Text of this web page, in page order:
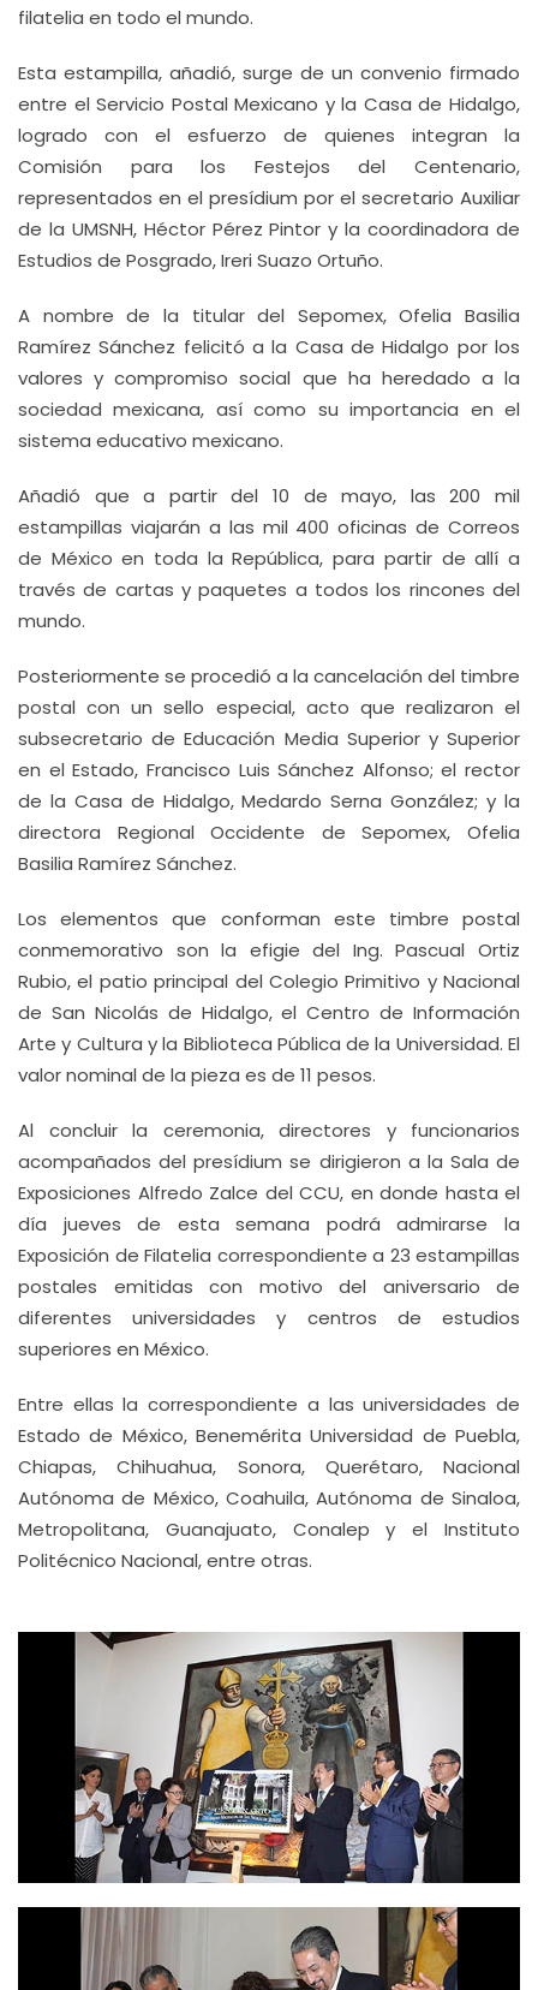
filatelia en todo el mundo.
Esta estampilla, añadió, surge de un convenio firmado
entre el Servicio Postal Mexicano y la Casa de Hidalgo,
logrado con el esfuerzo de quienes integran la
Comisión para los Festejos del Centenario,
representados en el presídium por el secretario Auxiliar
de la UMSNH, Héctor Pérez Pintor y la coordinadora de
Estudios de Posgrado, Ireri Suazo Ortuño.
A nombre de la titular del Sepomex, Ofelia Basilia
Ramírez Sánchez felicitó a la Casa de Hidalgo por los
valores y compromiso social que ha heredado a la
sociedad mexicana, así como su importancia en el
sistema educativo mexicano.
Añadió que a partir del 10 de mayo, las 200 mil
estampillas viajarán a las mil 400 oficinas de Correos
de México en toda la República, para partir de allí a
través de cartas y paquetes a todos los rincones del
mundo.
Posteriormente se procedió a la cancelación del timbre
postal con un sello especial, acto que realizaron el
subsecretario de Educación Media Superior y Superior
en el Estado, Francisco Luis Sánchez Alfonso; el rector
de la Casa de Hidalgo, Medardo Serna González; y la
directora Regional Occidente de Sepomex, Ofelia
Basilia Ramírez Sánchez.
Los elementos que conforman este timbre postal
conmemorativo son la efigie del Ing. Pascual Ortiz
Rubio, el patio principal del Colegio Primitivo y Nacional
de San Nicolás de Hidalgo, el Centro de Información
Arte y Cultura y la Biblioteca Pública de la Universidad. El
valor nominal de la pieza es de 11 pesos.
Al concluir la ceremonia, directores y funcionarios
acompañados del presídium se dirigieron a la Sala de
Exposiciones Alfredo Zalce del CCU, en donde hasta el
día jueves de esta semana podrá admirarse la
Exposición de Filatelia correspondiente a 23 estampillas
postales emitidas con motivo del aniversario de
diferentes universidades y centros de estudios
superiores en México.
Entre ellas la correspondiente a las universidades de
Estado de México, Benemérita Universidad de Puebla,
Chiapas, Chihuahua, Sonora, Querétaro, Nacional
Autónoma de México, Coahuila, Autónoma de Sinaloa,
Metropolitana, Guanajuato, Conalep y el Instituto
Politécnico Nacional, entre otras.